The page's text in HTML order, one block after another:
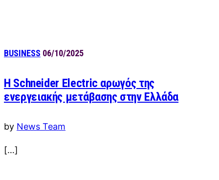
BUSINESS 06/10/2025
H Schneider Electric αρωγός της
ενεργειακής μετάβασης στην Ελλάδα
by News Team
[…]